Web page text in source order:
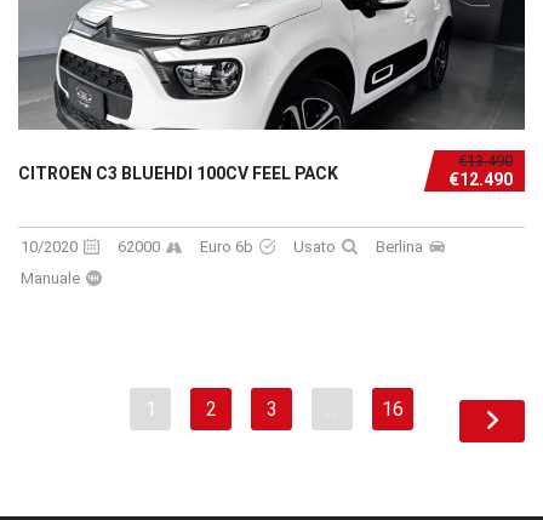
€13.490
€12.490
CITROEN C3 BLUEHDI 100CV FEEL PACK
10/2020 62000 Euro 6b Usato
Berlina
Manuale
1 2 3 … 16